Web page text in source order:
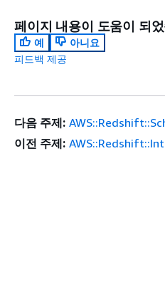
페이지 내용이 도움이 되
예
아니요
피드백 제공
다음 주제:
이전 주제: